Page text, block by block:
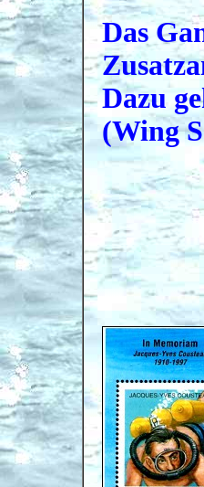
Das
Dazu
(Wing